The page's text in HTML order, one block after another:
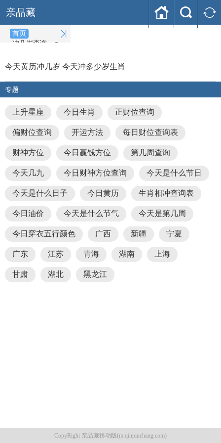
亲品藏   
首页
冲几岁查询
(2026-08-08)

今天黄历冲几岁 今天冲多少岁生肖
专题
上升星座 今日生肖 正财位查询
偏财位查询 开运方法 每日财位查询表
财神方位 今日赢钱方位 第几周查询
今天几九 今日财神方位查询 今天是什么节日
今天是什么日子 今日黄历 生肖相冲查询表
今日油价 今天是什么节气 今天是第几周
今日穿衣五行颜色 广西 新疆 宁夏
广东 江苏 青海 湖南 上海
甘肃 湖北 黑龙江
CopyRight 亲品藏移动版(m.qinpinchang.com)